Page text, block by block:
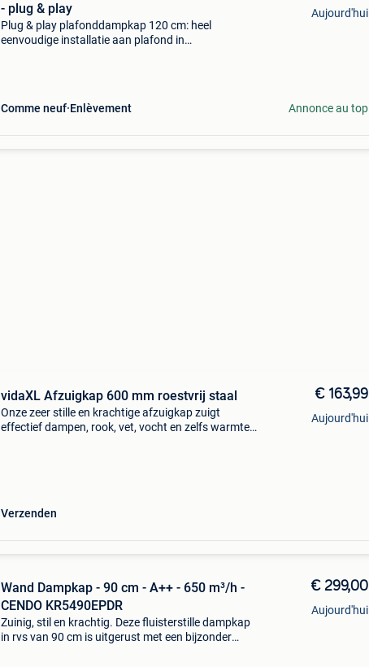
- plug & play
Plug & play plafonddampkap 120 cm: heel
eenvoudige installatie aan plafond in
Comme neuf Enlèvement
Aujourd'hui
Annonce au top
vidaXL Afzuigkap 600 mm roestvrij staal
Onze zeer stille en krachtige afzuigkap zuigt
effectief dampen, rook, vet, vocht en zelfs warmte
Verzenden
€ 163,99
Aujourd'hui
Wand Dampkap - 90 cm - A++ - 650 m³/h -
CENDO KR5490EPDR
Zuinig, stil en krachtig. Deze fluisterstille dampkap
in rvs van 90 cm is uitgerust met een bijzonder
€ 299,00
Aujourd'hui